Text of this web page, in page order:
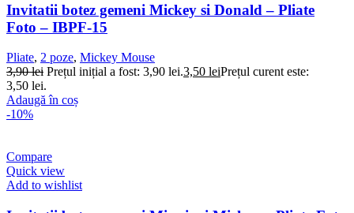
Invitatii botez gemeni Mickey si Donald – Pliate
Foto – IBPF-15
Pliate, 2 poze, Mickey Mouse
3,90lei Prețul inițial a fost: 3,90 lei.3,50 leiPrețul curent este:
3,50 lei.
Adaugă în coș
-10%
Compare
Quick view
Add to wishlist